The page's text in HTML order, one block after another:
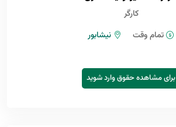
کارگر
تمام وقت
نیشابور
برای مشاهده حقوق وارد شوید